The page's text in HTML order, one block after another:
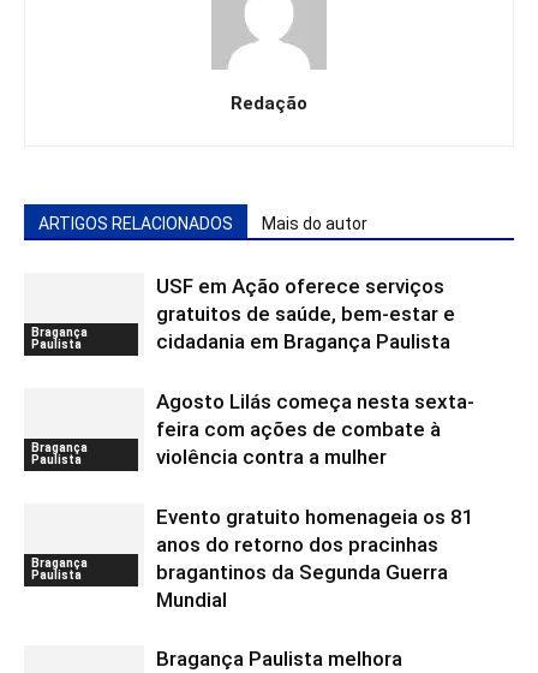
Redação
ARTIGOS RELACIONADOS Mais do autor
Bragança
Paulista
USF em Ação oferece serviços
gratuitos de saúde, bem-estar e
cidadania em Bragança Paulista
Bragança
Paulista
Agosto Lilás começa nesta sexta-
feira com ações de combate à
violência contra a mulher
Bragança
Paulista
Evento gratuito homenageia os 81
anos do retorno dos pracinhas
bragantinos da Segunda Guerra
Mundial
Bragança Paulista melhora